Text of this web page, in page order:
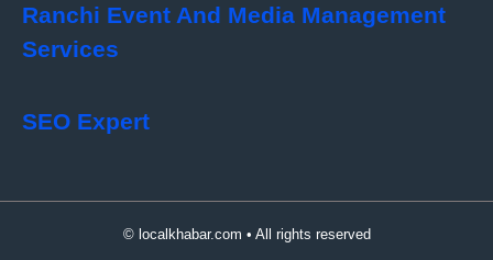
Ranchi Event And Media Management
Services
SEO Expert
© localkhabar.com • All rights reserved